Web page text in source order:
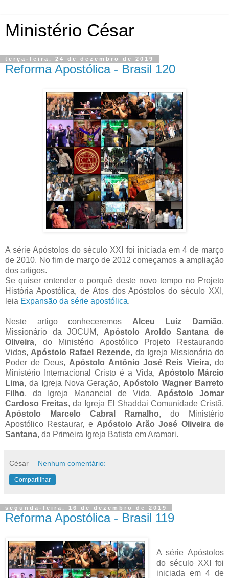
Ministério César
terça-feira, 24 de dezembro de 2019
Reforma Apostólica - Brasil 120
A série Apóstolos do século XXI foi iniciada em 4 de março
de 2010. No fim de março de 2012 começamos a ampliação
dos artigos.
Se quiser entender o porquê deste novo tempo no Projeto
História Apostólica, de Atos dos Apóstolos do século XXI,
leia Expansão da série apostólica.
Neste artigo conheceremos Alceu Luiz Damião,
Missionário da JOCUM, Apóstolo Aroldo Santana de
Oliveira, do Ministério Apostólico Projeto Restaurando
Vidas, Apóstolo Rafael Rezende, da Igreja Missionária do
Poder de Deus, Apóstolo Antônio José Reis Vieira, do
Ministério Internacional Cristo é a Vida, Apóstolo Márcio
Lima, da Igreja Nova Geração, Apóstolo Wagner Barreto
Filho, da Igreja Manancial de Vida, Apóstolo Jomar
Cardoso Freitas, da Igreja El Shaddai Comunidade Cristã,
Apóstolo Marcelo Cabral Ramalho, do Ministério
Apostólico Restaurar, e Apóstolo Arão José Oliveira de
Santana, da Primeira Igreja Batista em Aramari.
César Nenhum comentário:
Compartilhar
segunda-feira, 16 de dezembro de 2019
Reforma Apostólica - Brasil 119
A série Apóstolos
do século XXI foi
iniciada em 4 de